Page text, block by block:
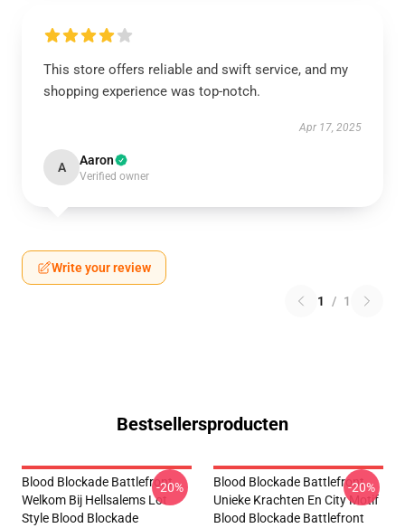
This store offers reliable and swift service, and my
shopping experience was top-notch.
Apr 17, 2025
A Aaron
Verified owner
Write your review
1 / 1
Bestsellersproducten
Blood Blockade Battlefront
Welkom Bij Hellsalems Lot
Style Blood Blockade
-20%
Blood Blockade Battlefront
Unieke Krachten En City Motif
Blood Blockade Battlefront
-20%